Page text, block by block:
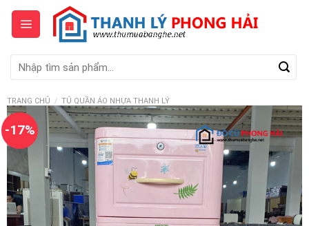
Skip
content
kiếm:
TRANG CHỦ / TỦ QUẦN ÁO NHỰA THANH LÝ
-17%